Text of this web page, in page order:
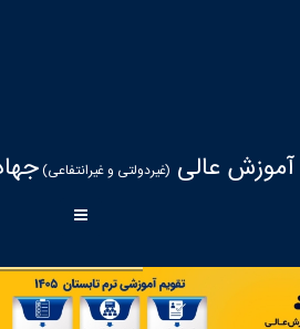
عالی (غیردولتی و غیرانتفاعی)